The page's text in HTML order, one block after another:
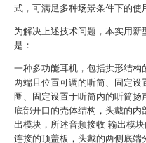
式，可满足多种场景条件下的使
为解决上述技术问题，本实用新
是：
一种多功能耳机，包括拱形结构
两端且位置可调的听筒、固定设
圈、固定设置于听筒内的听筒
底部开口的壳体结构，头戴的内
出模块，所述音频接收-输出模
连接的顶盖板，头戴的两侧底端